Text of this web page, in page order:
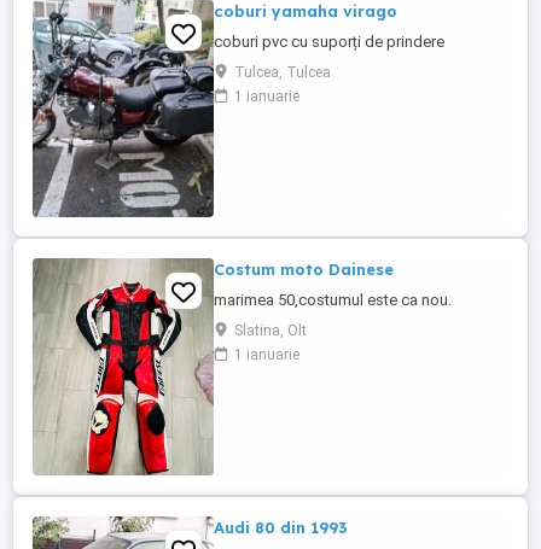
coburi yamaha virago
coburi pvc cu suporți de prindere
Tulcea, Tulcea
1 ianuarie
Costum moto Dainese
marimea 50,costumul este ca nou.
Slatina, Olt
1 ianuarie
Audi 80 din 1993